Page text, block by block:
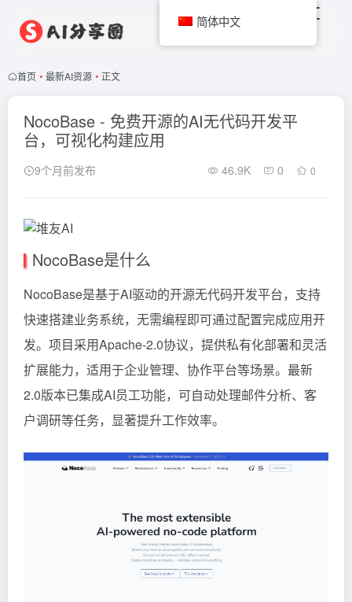
首页 • 最新AI资源 • 正文
NocoBase - 免费开源的AI无代码开发平
台，可视化构建应用
9个月前发布 46.9K 0 0
NocoBase是什么
NocoBase是基于AI驱动的开源无代码开发平台，支持
快速搭建业务系统，无需编程即可通过配置完成应用开
发。项目采用Apache-2.0协议，提供私有化部署和灵活
扩展能力，适用于企业管理、协作平台等场景。最新
2.0版本已集成AI员工功能，可自动处理邮件分析、客
户调研等任务，显著提升工作效率。
简体中文